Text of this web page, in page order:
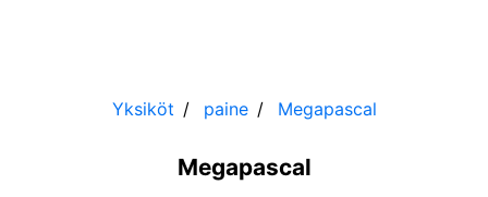
Yksiköt paine Megapascal
Megapascal